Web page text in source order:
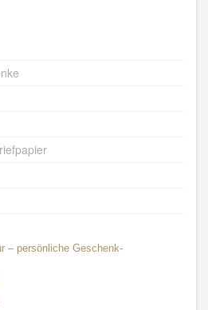
– persönliche Geschenk-